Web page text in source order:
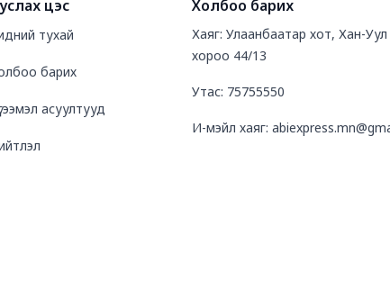
цэс
тухай
барих
асуултууд
Холбоо барих
Хаяг: Улаанбаатар хот, Хан-Уул
хороо 44/13
Утас: 75755550
И-мэйл хаяг: